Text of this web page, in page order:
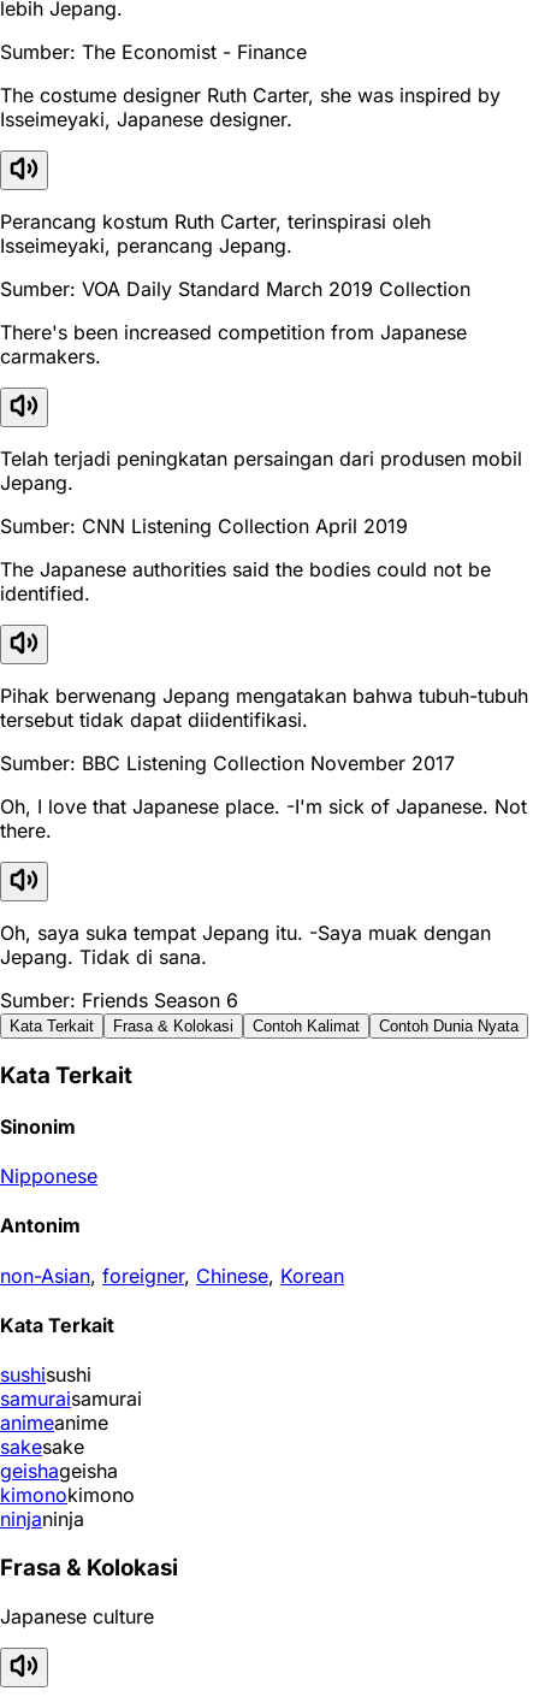
lebih Jepang.
Sumber: The Economist - Finance
The costume designer Ruth Carter, she was inspired by
Isseimeyaki, Japanese designer.
Perancang kostum Ruth Carter, terinspirasi oleh
Isseimeyaki, perancang Jepang.
Sumber: VOA Daily Standard March 2019 Collection
There's been increased competition from Japanese
carmakers.
Telah terjadi peningkatan persaingan dari produsen mobil
Jepang.
Sumber: CNN Listening Collection April 2019
The Japanese authorities said the bodies could not be
identified.
Pihak berwenang Jepang mengatakan bahwa tubuh-tubuh
tersebut tidak dapat diidentifikasi.
Sumber: BBC Listening Collection November 2017
Oh, I love that Japanese place. -I'm sick of Japanese. Not
there.
Oh, saya suka tempat Jepang itu. -Saya muak dengan
Jepang. Tidak di sana.
Sumber: Friends Season 6
Kata Terkait Frasa & Kolokasi Contoh Kalimat Contoh Dunia Nyata
Kata Terkait
Sinonim
Nipponese
Antonim
non-Asian, foreigner, Chinese, Korean
Kata Terkait
sushisushi
samuraisamurai
animeanime
sakesake
geishageisha
kimonokimono
ninjaninja
Frasa & Kolokasi
Japanese culture